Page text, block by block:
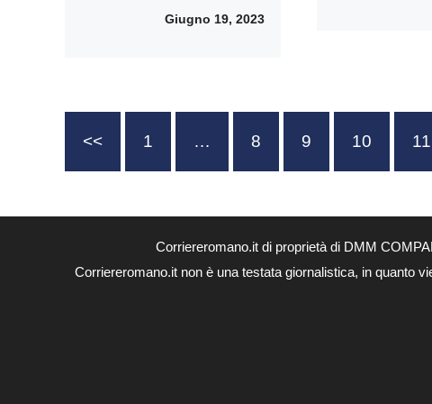
Giugno 19, 2023
<< 1 … 8 9 10 11
Corriereromano.it di proprietà di DMM
Corriereromano.it non è una testata giornalistica, in quanto